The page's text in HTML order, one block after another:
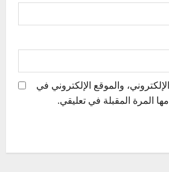
والموقع الإلكتروني في
المرة المقبلة في تعليقي.